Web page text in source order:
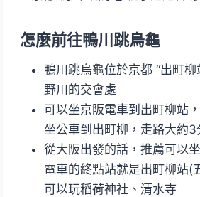
怎麼前往鴨川跳烏龜
鴨川跳烏龜位於京都 “出町
野川的交會處
可以坐京阪電車到出町柳站
坐公車到出町柳，走路大約3
從大阪出發的話，推薦可以
電車的終點站就是出町柳站(
可以玩稻荷神社、清水寺